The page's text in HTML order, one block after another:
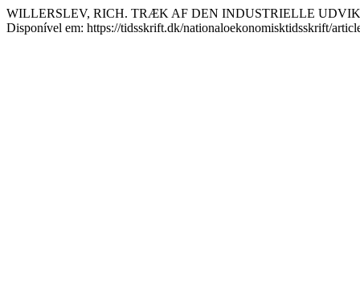
WILLERSLEV, RICH. TRÆK AF DEN INDUSTRIELLE
Disponível em: https://tidsskrift.dk/nationaloekonomisktidsskrift/